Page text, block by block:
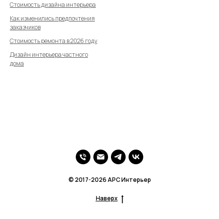
Стоимость дизайна интерьера
Как изменились предпочтения
заказчиков
Стоимость ремонта в 2026 году
Дизайн интерьера частного
дома
© 2017-2026 АРС Интерьер
Наверх